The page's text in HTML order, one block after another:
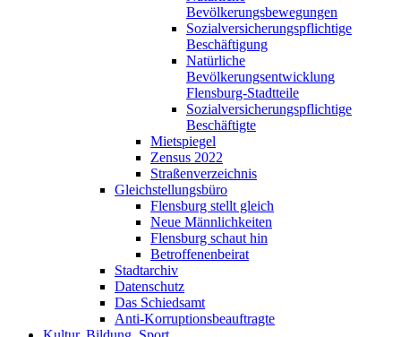
Bevölkerungsbewegungen
Sozialversicherungspflichtige
Beschäftigung
Natürliche
Bevölkerungsentwicklung
Flensburg-Stadtteile
Sozialversicherungspflichtige
Beschäftigte
Mietspiegel
Zensus 2022
Straßenverzeichnis
Gleichstellungsbüro
Flensburg stellt gleich
Neue Männlichkeiten
Flensburg schaut hin
Betroffenenbeirat
Stadtarchiv
Datenschutz
Das Schiedsamt
Anti-Korruptionsbeauftragte